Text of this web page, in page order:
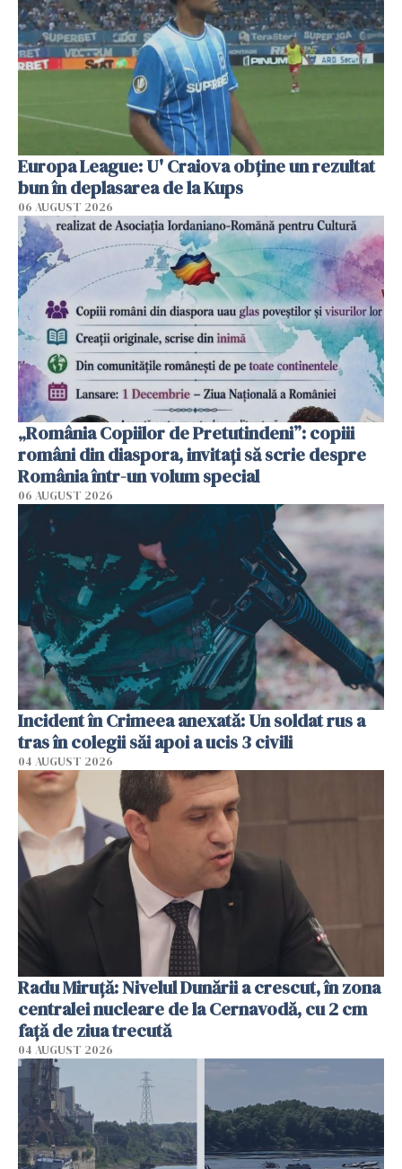
Europa League: U' Craiova obține un rezultat
bun în deplasarea de la Kups
06 AUGUST 2026
„România Copiilor de Pretutindeni”: copiii
români din diaspora, invitați să scrie despre
România într-un volum special
06 AUGUST 2026
Incident în Crimeea anexată: Un soldat rus a
tras în colegii săi apoi a ucis 3 civili
04 AUGUST 2026
Radu Miruţă: Nivelul Dunării a crescut, în zona
centralei nucleare de la Cernavodă, cu 2 cm
faţă de ziua trecută
04 AUGUST 2026